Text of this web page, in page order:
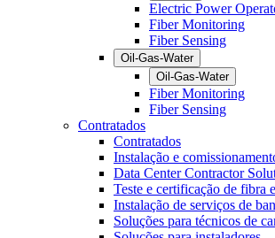
Electric Power
Fiber Monitoring
Fiber Sensing
Oil-Gas-Water
Oil-Gas-Water
Fiber Monitoring
Fiber Sensing
Contratados
Contratados
Instalação e
Data Center Contractor
Teste e certificação de fibra
Instalação de serviços de
Soluções para técnicos de